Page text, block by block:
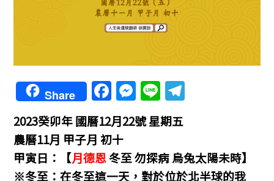
Share F
a
c
e
b
M
e
ss
e
n
Li
n
e
gr
a
2023癸卯年 國曆12月22號 星期五
農曆11月 甲子月 初十
甲寅日：【月德恩冬至 勿探病 烏兔太陽未時】
※冬至：在冬至這一天，對於位於北半球的我